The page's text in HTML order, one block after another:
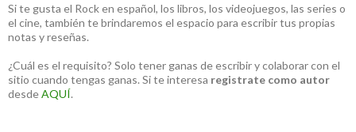
Si te gusta el Rock en español, los libros, los videojuegos, las series o
el cine, también te brindaremos el espacio para escribir tus propias
notas y reseñas.
¿Cuál es el requisito? Solo tener ganas de escribir y colaborar con el
sitio cuando tengas ganas. Si te interesa registrate como autor
desdeAQUÍ.